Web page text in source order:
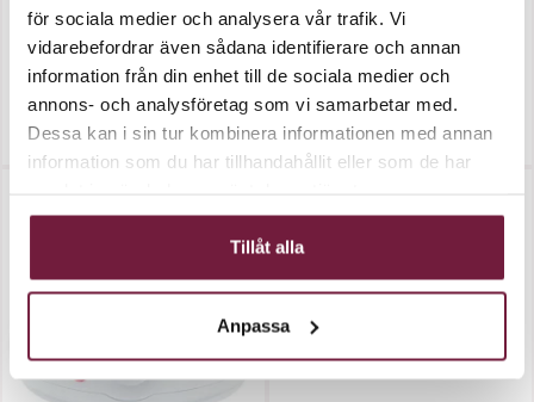
för sociala medier och analysera vår trafik. Vi
vidarebefordrar även sådana identifierare och annan
information från din enhet till de sociala medier och
annons- och analysföretag som vi samarbetar med.
Dessa kan i sin tur kombinera informationen med annan
information som du har tillhandahållit eller som de har
Tillåt alla
Anpassa
Vaxvärmare 200W
980,00 kr
Vaxvärmare 150W
980,00 kr